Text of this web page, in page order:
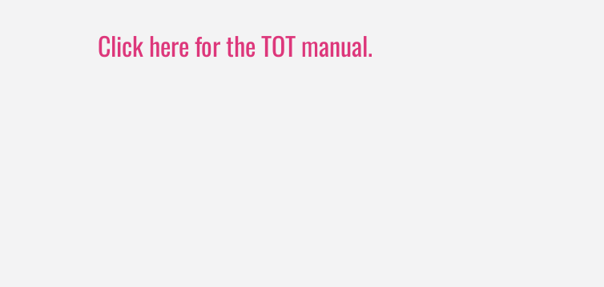
Click here for the TOT manual.